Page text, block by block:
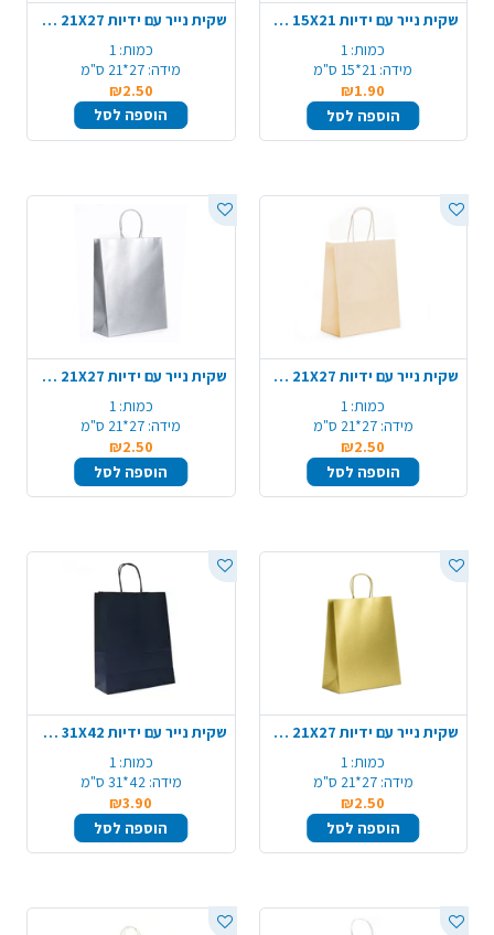
שקית נייר עם ידיות 15X21 ס"מ - צהוב
כמות: 1
מידה: 21*15 ס"מ
₪1.90
הוספה לסל
שקית נייר עם ידיות 21X27 ס"מ - סגול
כמות: 1
מידה: 27*21 ס"מ
₪2.50
הוספה לסל
שקית נייר עם ידיות 21X27 ס"מ - כתום
כמות: 1
מידה: 27*21 ס"מ
₪2.50
הוספה לסל
שקית נייר עם ידיות 21X27 ס"מ - כסף מטאלי
כמות: 1
מידה: 27*21 ס"מ
₪2.50
הוספה לסל
שקית נייר עם ידיות 21X27 ס"מ - זהב מטאלי
כמות: 1
מידה: 27*21 ס"מ
₪2.50
הוספה לסל
שקית נייר עם ידיות 31X42 ס"מ - שחור
כמות: 1
מידה: 42*31 ס"מ
₪3.90
הוספה לסל